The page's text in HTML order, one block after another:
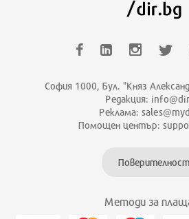
София 1000, Бул. "Княз
Редакция:
Реклама:
Помощен център:
Поверителност
Методи за